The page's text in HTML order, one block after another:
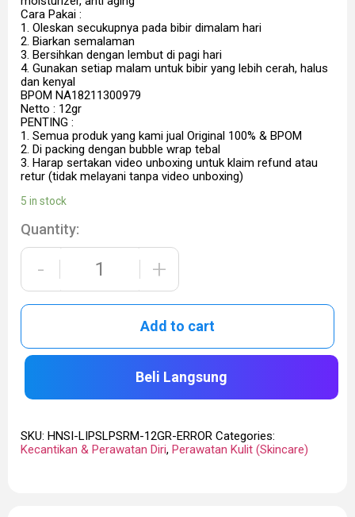
Cara Pakai :
1. Oleskan secukupnya pada bibir dimalam hari
2. Biarkan semalaman
3. Bersihkan dengan lembut di pagi hari
4. Gunakan setiap malam untuk bibir yang lebih cerah, halus
dan kenyal
BPOM NA18211300979
Netto : 12gr
PENTING :
1. Semua produk yang kami jual Original 100% & BPOM
2. Di packing dengan bubble wrap tebal
3. Harap sertakan video unboxing untuk klaim refund atau
retur (tidak melayani tanpa video unboxing)
5 in stock
Quantity:
- +
Add to cart
Beli Langsung
SKU: HNSI-LIPSLPSRM-12GR-ERROR Categories:
Kecantikan & Perawatan Diri, Perawatan Kulit (Skincare)